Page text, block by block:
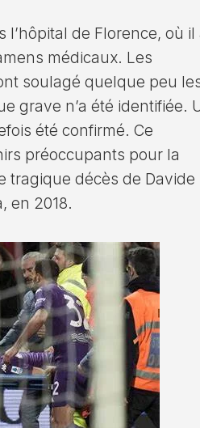
l’hôpital de Florence, où il
médicaux. Les
soulagé quelque peu
grave n’a été identifiée.
été confirmé. Ce
préoccupants pour la
tragique décès de Davide
en 2018.